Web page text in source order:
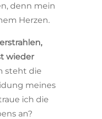
denn mein
Herzen.
wieder
steht die
meines
ich die
an?